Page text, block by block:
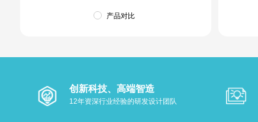
产品对比
创新科技、高端智造
12年资深行业经验的研发设计团队